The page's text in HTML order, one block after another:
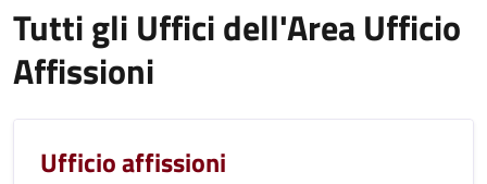
Tutti gli Uffici dell'Area Ufficio
Affissioni
Ufficio affissioni